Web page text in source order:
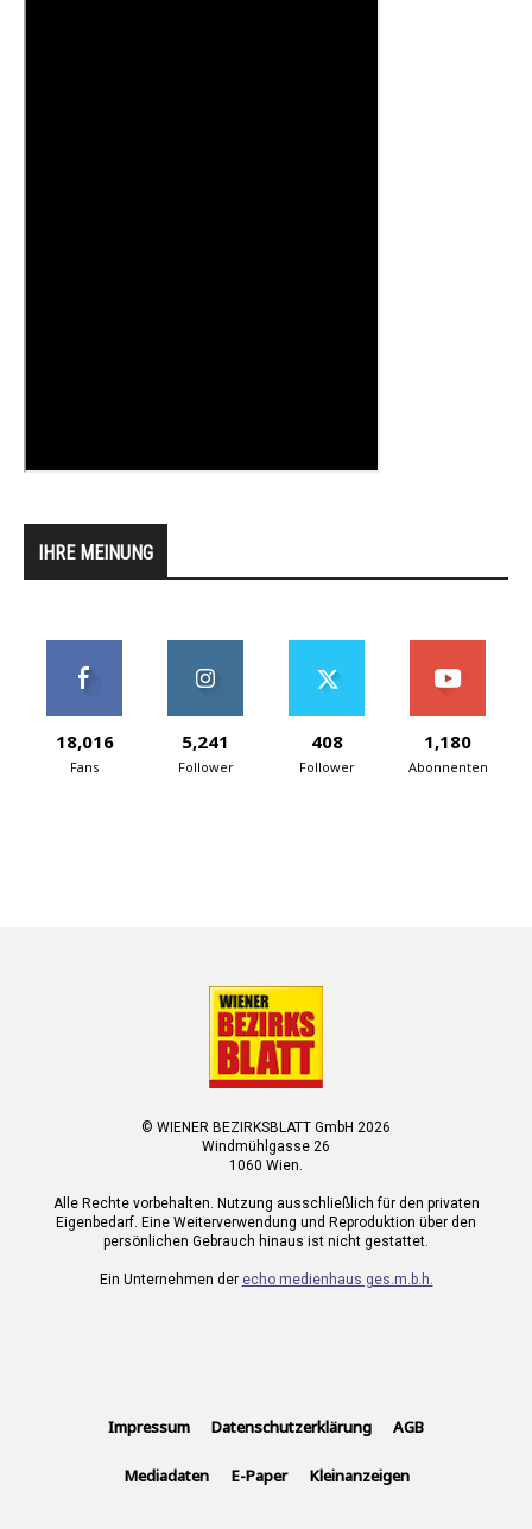
IHRE MEINUNG
18,016
Fans
5,241
Follower
408
Follower
1,180
Abonnenten
© WIENER BEZIRKSBLATT GmbH 2026
Windmühlgasse 26
1060 Wien.
Alle Rechte vorbehalten. Nutzung ausschließlich für den privaten
Eigenbedarf. Eine Weiterverwendung und Reproduktion über den
persönlichen Gebrauch hinaus ist nicht gestattet.
Ein Unternehmen der echo medienhaus ges.m.b.h.
Impressum Datenschutzerklärung AGB
Mediadaten E-Paper Kleinanzeigen